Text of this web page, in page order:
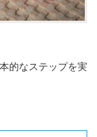
的なステップを実